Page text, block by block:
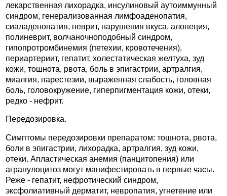
лекарственная лихорадка, инсулиновый аутоиммунный
синдром, генерализованная лимфоаденопатия,
сиаладенопатия, неврит, нарушения вкуса, алопеция,
полиневрит, волчаночноподобный синдром,
гипопротромбинемия (петехии, кровотечения),
периартериит, гепатит, холестатическая желтуха, зуд
кожи, тошнота, рвота, боль в эпигастрии, артралгия,
миалгия, парестезии, выраженная слабость, головная
боль, головокружение, гиперпигментация кожи, отеки,
редко - нефрит.
Передозировка.
Симптомы передозировки препаратом: тошнота, рвота,
боли в эпигастрии, лихорадка, артралгия, зуд кожи,
отеки. Апластическая анемия (панцитопения) или
агранулоцитоз могут манифестировать в первые часы.
Реже - гепатит, нефротический синдром,
эксфолиативный дерматит, невропатия, угнетение или